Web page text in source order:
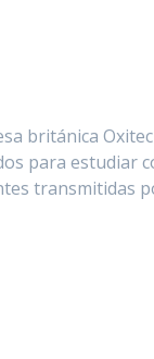
británica
para estudiar
transmitidas